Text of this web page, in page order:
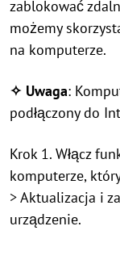
zablokować
możemy
na komputerze.
✧ Uwaga:
podłączony do
Krok 1. Włącz
komputerze,
> Aktualizacja i
urządzenie.